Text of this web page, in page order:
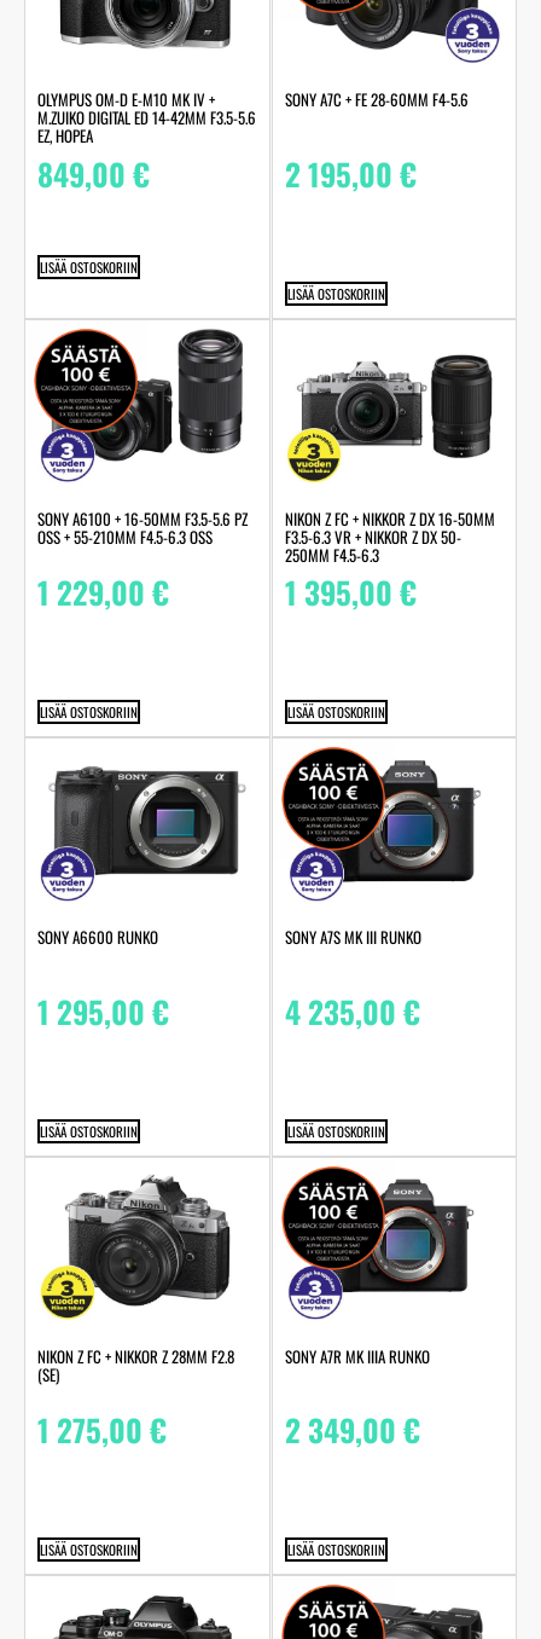
OLYMPUS OM-D E-M10 MK IV +
M.ZUIKO DIGITAL ED 14-42MM F3.5-5.6
EZ, HOPEA
849,00€
LISÄÄ OSTOSKORIIN
SONY A7C + FE 28-60MM F4-5.6
2 195,00€
LISÄÄ OSTOSKORIIN
SONY A6100 + 16-50MM F3.5-5.6 PZ
OSS + 55-210MM F4.5-6.3 OSS
1 229,00€
LISÄÄ OSTOSKORIIN
NIKON Z FC + NIKKOR Z DX 16-50MM
F3.5-6.3 VR + NIKKOR Z DX 50-
250MM F4.5-6.3
1 395,00€
LISÄÄ OSTOSKORIIN
SONY A6600 RUNKO
1 295,00€
LISÄÄ OSTOSKORIIN
SONY A7S MK III RUNKO
4 235,00€
LISÄÄ OSTOSKORIIN
NIKON Z FC + NIKKOR Z 28MM F2.8
(SE)
1 275,00€
LISÄÄ OSTOSKORIIN
SONY A7R MK IIIA RUNKO
2 349,00€
LISÄÄ OSTOSKORIIN